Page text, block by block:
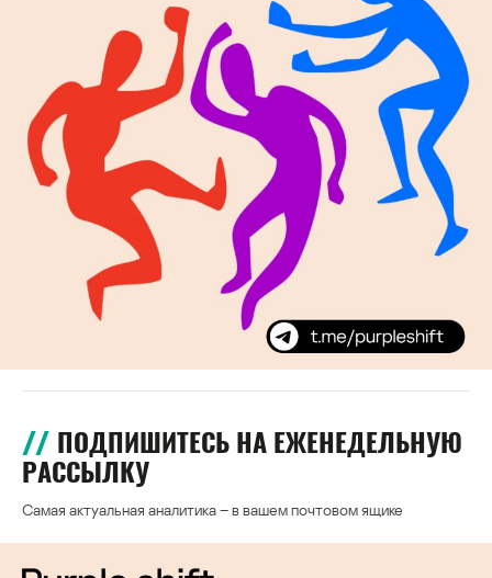
ПОДПИШИТЕСЬ НА ЕЖЕНЕДЕЛЬНУЮ
РАССЫЛКУ
Самая актуальная аналитика – в вашем почтовом ящике